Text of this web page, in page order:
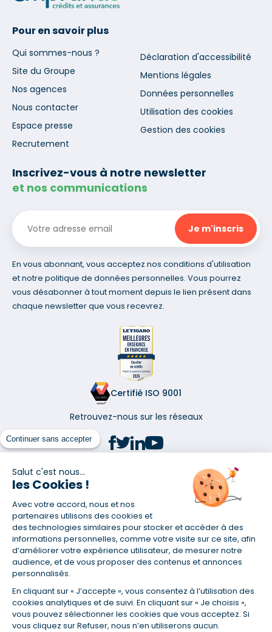
Continuer sans accepter
Salut c'est nous...
les Cookies !
Avec votre accord, nous et nos
partenaires utilisons des cookies et
des technologies similaires pour stocker et accéder à des
informations personnelles, comme votre visite sur ce site, afin
d’améliorer votre expérience utilisateur, de mesurer notre
audience, et de vous proposer des contenus et annonces
personnalisés.
En cliquant sur « J’accepte », vous consentez à l’utilisation des
cookies analytiques et de suivi. En cliquant sur « Je choisis »,
vous pouvez sélectionner les cookies que vous acceptez. Si
vous cliquez sur Refuser, nous n’en utiliserons aucun.
Pour en savoir plus
Qui sommes-nous ?
Site du Groupe
Nos agences
Nous contacter
Espace presse
Recrutement
Déclaration d'accessibilité
Mentions légales
Données personnelles
Utilisation des cookies
Gestion des cookies
Inscrivez-vous à notre newsletter
et nos communications
En vous abonnant, vous acceptez nos conditions d'utilisation
et notre politique de données personnelles. Vous pourrez
vous désabonner à tout moment depuis le lien présent dans
chaque newsletter que vous recevrez.
Certifié ISO 9001
Retrouvez-nous sur les réseaux
(1) Taux fixe national hors assurance et selon votre profil
(2) Économie de 65 % pour l'assurance d'un prêt amortissable de 330
457,23 € à 0,90 % sur 19,5 ans, accordé à un salarié non cadre assuré à
100 % (décès, PTIA, IPP, ITT, IPP) âgé de 36 ans fumeur et une personne
salariée non cadre assurée à 100 % (décès, PTIA, IPP, ITT, IPP) âgée de 35
ans et non-fumeur, tous deux sans risque médical connu. Au
14/07/2019, coût de l'assurance proposée par la banque 179,08 €/mois
en moyenne contre 64,60 €/mois en moyenne au 14/07/2022 avec
Empruntis.com (TAEA : 0,44 %, coût total de l'assurance : 15 117,65 €).
(3) Taux minimum pour un crédit consommation d'un montant fixé entre
5 000 et 20 000 euros, selon profil et durée.
(4) La diminution du montant des mensualités entraîne l'allongement
de la durée de remboursement ainsi que la hausse du coût total du